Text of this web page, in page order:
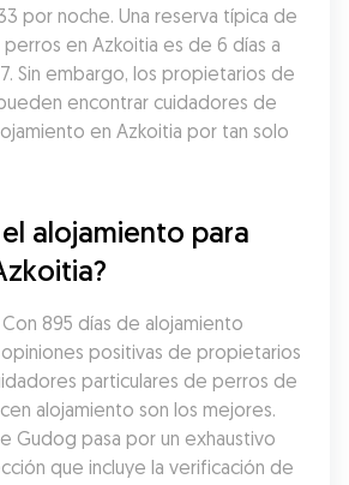
por noche. Una reserva típica de
en Azkoitia es de 6 días a
Sin embargo, los propietarios de
encontrar cuidadores de
en Azkoitia por tan solo
el alojamiento para
895 días de alojamiento
positivas de propietarios
particulares de perros de
alojamiento son los mejores.
Gudog pasa por un exhaustivo
que incluye la verificación de